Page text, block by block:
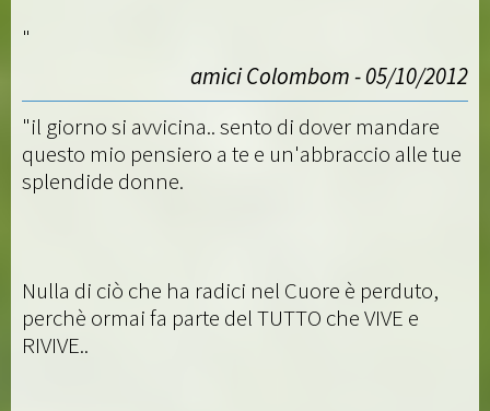
"
amici Colombom - 05/10/2012
"il giorno si avvicina.. sento di dover mandare
questo mio pensiero a te e un'abbraccio alle tue
splendide donne.
Nulla di ciò che ha radici nel Cuore è perduto,
perchè ormai fa parte del TUTTO che VIVE e
RIVIVE..